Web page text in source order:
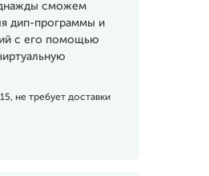
сможем
дип-программы и
с его помощью
не требует доставки